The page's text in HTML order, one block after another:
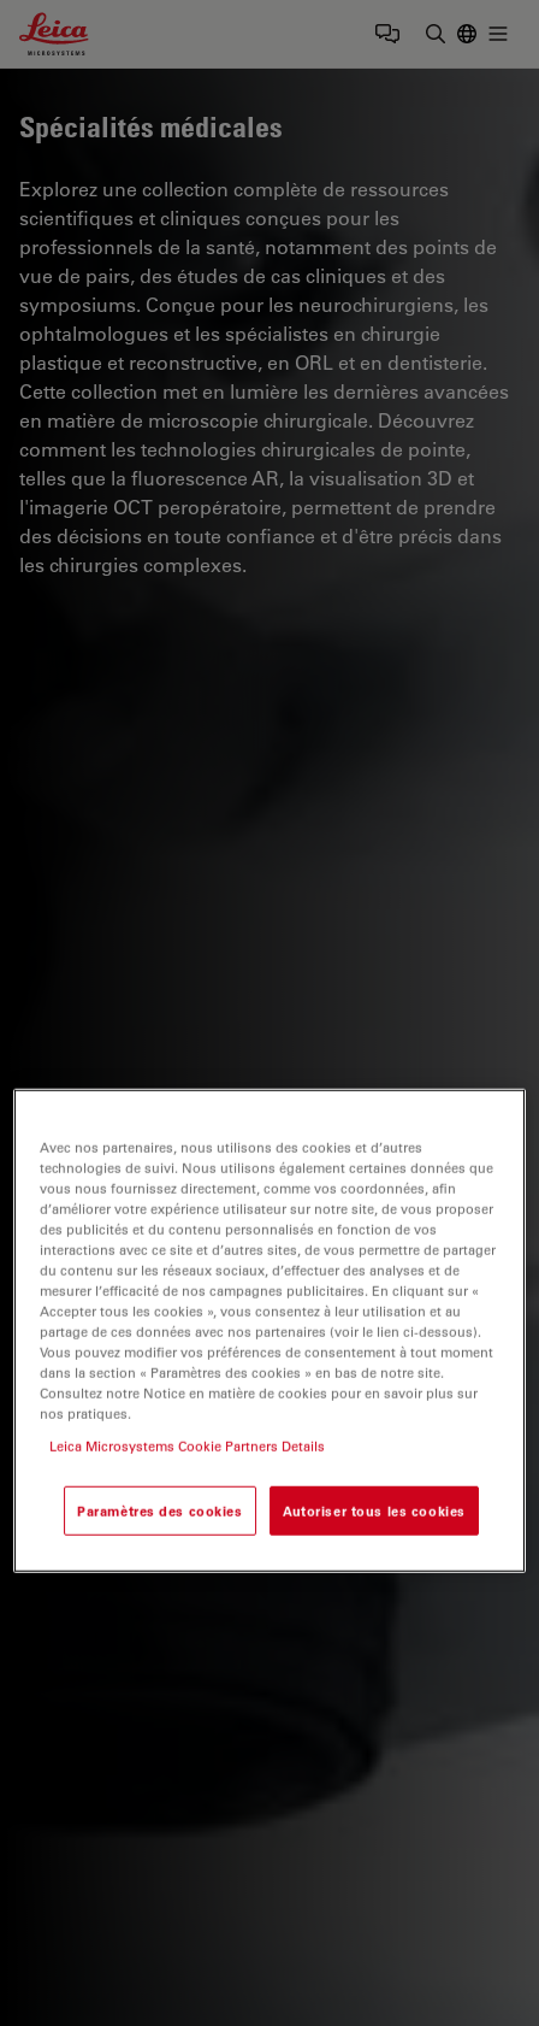
Leica Microsystems Logo
Spécialités médicales
Explorez une collection complète de ressources
scientifiques et cliniques conçues pour les
professionnels de la santé, notamment des points de
vue de pairs, des études de cas cliniques et des
symposiums. Conçue pour les neurochirurgiens, les
ophtalmologues et les spécialistes en chirurgie
plastique et reconstructive, en ORL et en dentisterie.
Cette collection met en lumière les dernières avancées
en matière de microscopie chirurgicale. Découvrez
comment les technologies chirurgicales de pointe,
telles que la fluorescence AR, la visualisation 3D et
l'imagerie OCT peropératoire, permettent de prendre
des décisions en toute confiance et d'être précis dans
les chirurgies complexes.
Avec nos partenaires, nous utilisons des cookies et d’autres
technologies de suivi. Nous utilisons également certaines données que
vous nous fournissez directement, comme vos coordonnées, afin
d’améliorer votre expérience utilisateur sur notre site, de vous proposer
des publicités et du contenu personnalisés en fonction de vos
interactions avec ce site et d’autres sites, de vous permettre de partager
du contenu sur les réseaux sociaux, d’effectuer des analyses et de
mesurer l’efficacité de nos campagnes publicitaires. En cliquant sur «
Accepter tous les cookies », vous consentez à leur utilisation et au
partage de ces données avec nos partenaires (voir le lien ci-dessous).
Vous pouvez modifier vos préférences de consentement à tout moment
dans la section « Paramètres des cookies » en bas de notre site.
Consultez notre Notice en matière de cookies pour en savoir plus sur
nos pratiques.
Leica Microsystems Cookie Partners Details
Paramètres des cookies Autoriser tous les cookies